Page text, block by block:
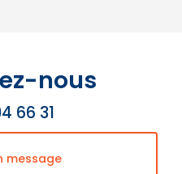
nous
66 31
message